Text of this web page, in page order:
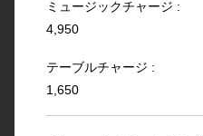
ミュージックチャージ :
4,950
テーブルチャージ :
1,650